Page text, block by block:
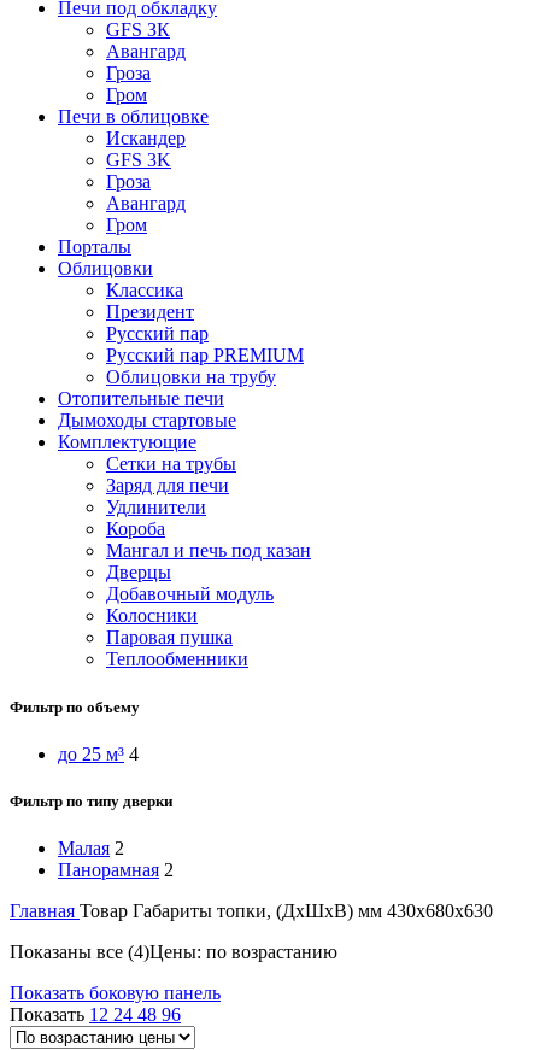
Печи под обкладку
GFS ЗК
Авангард
Гроза
Гром
Печи в облицовке
Искандер
GFS 3K
Гроза
Авангард
Гром
Порталы
Облицовки
Классика
Президент
Русский пар
Русский пар PREMIUM
Облицовки на трубу
Отопительные печи
Дымоходы стартовые
Комплектующие
Сетки на трубы
Заряд для печи
Удлинители
Короба
Мангал и печь под казан
Дверцы
Добавочный модуль
Колосники
Паровая пушка
Теплообменники
Фильтр по объему
до 25 м³ 4
Фильтр по типу дверки
Малая 2
Панорамная 2
Главная Товар Габариты топки, (ДхШхВ) мм 430х680х630
Показаны все (4)Цены: по возрастанию
Показать боковую панель
Показать 12 24 48 96